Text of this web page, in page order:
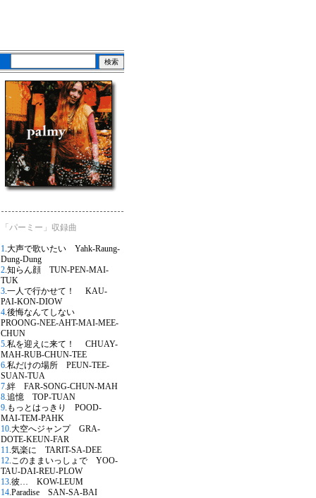
「パーミー」収録曲
1.大声で歌いたい Yahk-Raung-
Dung-Dung
2.知らん顔 TUN-PEN-MAI-
TUK
3.一人で行かせて！ KAU-
PAI-KON-DIOW
4.後悔なんてしない
PROONG-NEE-AHT-MAI-MEE-
CHUN
5.私を迎えに来て！ CHUAY-
MAH-RUB-CHUN-TEE
6.私だけの場所 PEUN-TEE-
SUAN-TUA
7.絆 FAR-SONG-CHUN-MAH
8.追憶 TOP-TUAN
9.もっとはっきり POOD-
MAI-TEM-PAHK
10.大空へジャンプ GRA-
DOTE-KEUN-FAR
11.気楽に TARIT-SA-DEE
12.このままいっしょで YOO-
TAU-DAI-REU-PLOW
13.彼… KOW-LEUM
14.Paradise SAN-SA-BAI